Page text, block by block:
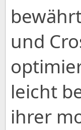
und
leicht
ihrer